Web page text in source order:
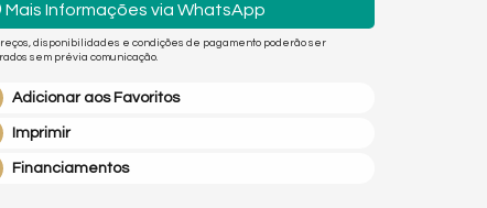
Mais Informações via WhatsApp
disponibilidades e condições de pagamento poderão ser
sem prévia comunicação.
Adicionar aos Favoritos
Imprimir
Financiamentos